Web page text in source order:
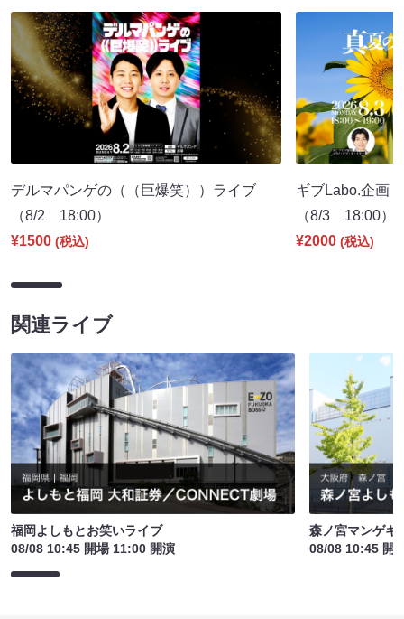
デルマパンゲの（（巨爆笑））ライブ
（8/2 18:00）
¥1500 (税込)
ギブLabo.企画
（8/3 18:00）
¥2000 (税込)
関連ライブ
福岡よしもとお笑いライブ
08/08 10:45 開場 11:00 開演
森ノ宮マンゲキ
08/08 10:45 開